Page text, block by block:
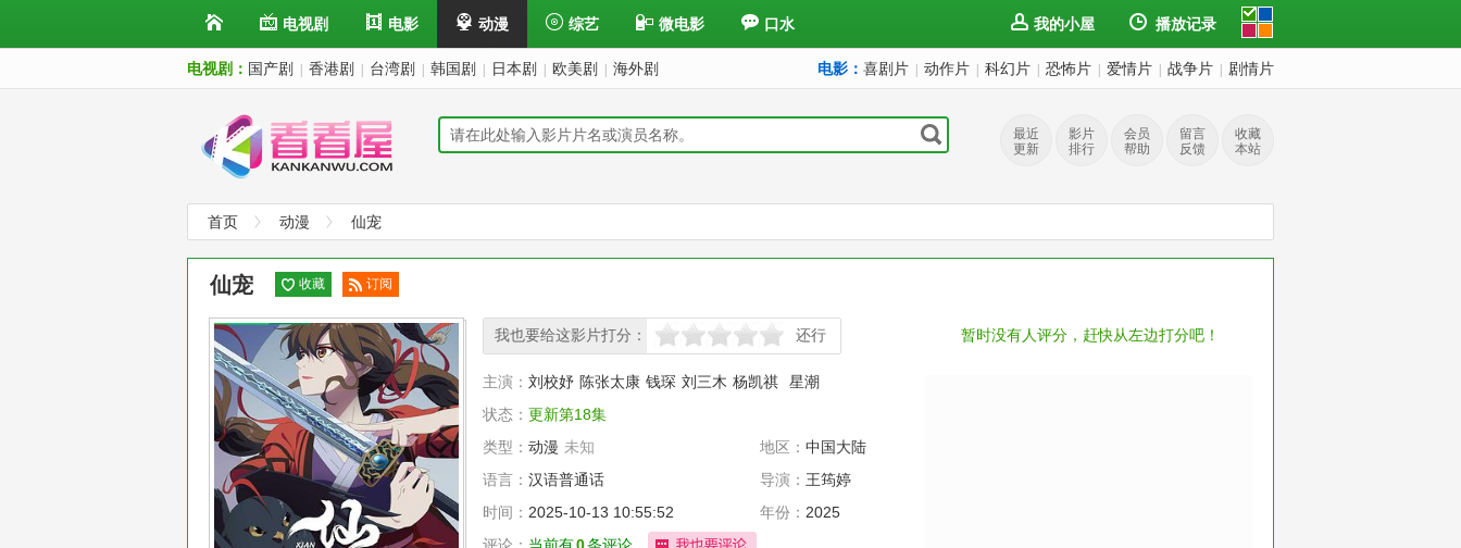
电视剧 电影 动漫 综艺 微电影 口水 我的小屋 播放记录
电视剧： 国产剧 香港剧 台湾剧 韩国剧 日本剧 欧美剧 海外剧 电影： 喜剧片 动作片 科幻片 恐怖片 爱情片 战争片 剧情片
最近
更新
影片
排行
会员
帮助
留言
反馈
收藏
本站
首页 动漫 仙宠
暂时没有人评分，赶快从左边打分吧！
仙宠 收藏
订阅
我也要给这影片打分：
很差较差 还行推荐 力荐 还行
主演： 刘校妤 陈张太康 钱琛 刘三木 杨凯祺
星潮
状态： 更新第18集
类型： 动漫 未知 地区： 中国大陆
语言： 汉语普通话 导演： 王筠婷
时间： 2025-10-13 10:55:52 年份： 2025